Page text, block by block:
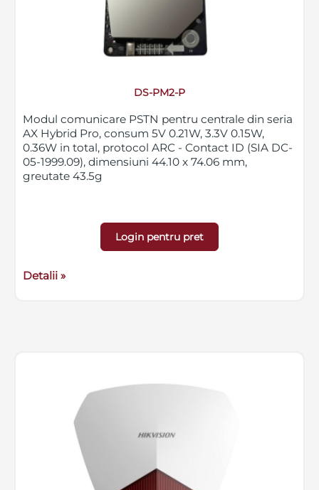
DS-PM2-P
Modul comunicare PSTN pentru centrale din seria
AX Hybrid Pro, consum 5V 0.21W, 3.3V 0.15W,
0.36W in total, protocol ARC - Contact ID (SIA DC-
05-1999.09), dimensiuni 44.10 x 74.06 mm,
greutate 43.5g
Login pentru pret
Detalii »